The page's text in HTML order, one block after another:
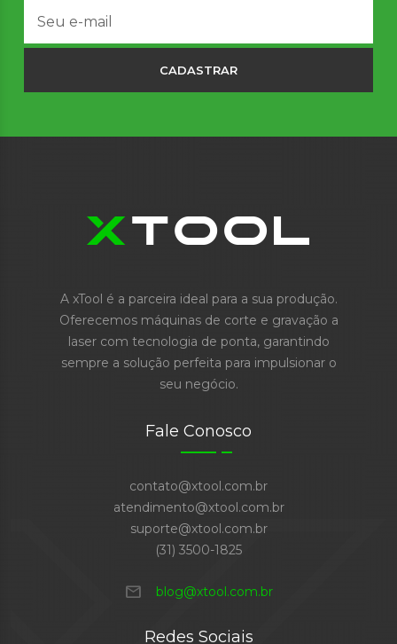
CADASTRAR
A xTool é a parceira ideal para a sua produção.
Oferecemos máquinas de corte e gravação a
laser com tecnologia de ponta, garantindo
sempre a solução perfeita para impulsionar o
seu negócio.
Fale Conosco
contato@xtool.com.br
atendimento@xtool.com.br
suporte@xtool.com.br
(31) 3500-1825
mail blog@xtool.com.br
Redes Sociais